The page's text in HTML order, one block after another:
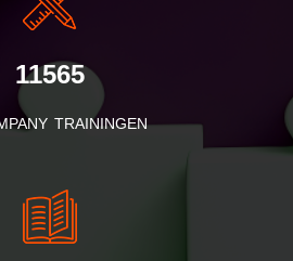
11565
TRAININGEN